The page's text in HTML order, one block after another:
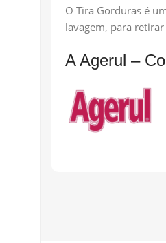
O Tira Gorduras é
lavagem, para
A Agerul –